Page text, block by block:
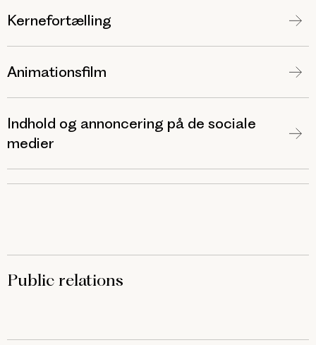
Kernefortælling
Animationsfilm
Indhold og annoncering på de sociale
medier
Public relations